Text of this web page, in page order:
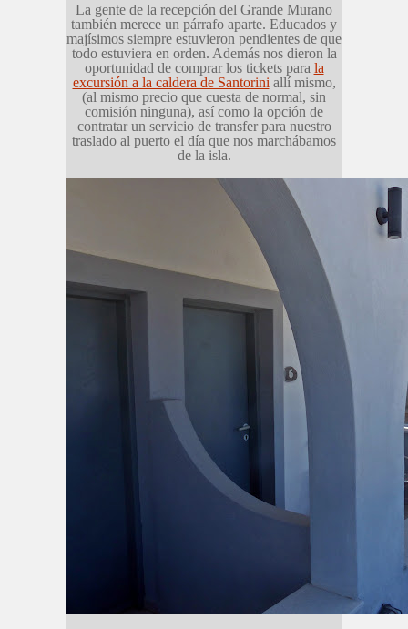
La gente de la recepción del Grande Murano
también merece un párrafo aparte. Educados y
majísimos siempre estuvieron pendientes de que
todo estuviera en orden. Además nos dieron la
oportunidad de comprar los tickets para la
excursión a la caldera de Santorini allí mismo,
(al mismo precio que cuesta de normal, sin
comisión ninguna), así como la opción de
contratar un servicio de transfer para nuestro
traslado al puerto el día que nos marchábamos
de la isla.